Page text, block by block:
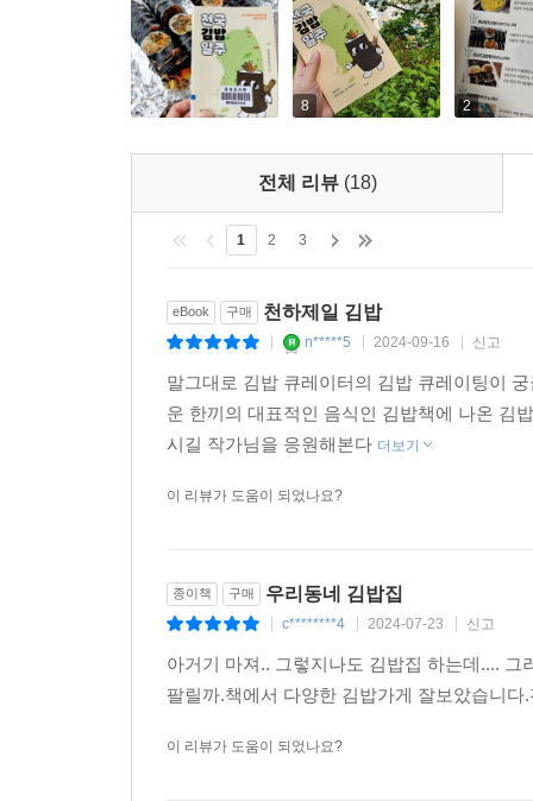
그래도 우린 하나 통한 게 있어, 김밥! 김밥을 좋아
20년간 ‘김밥테이너’로 살아오며 밥알이 김에
눈물나게 반갑고 놀랍기까지 했다. 김밥은 음식이
김밥책을 통해 김밥도 인생도 잘 말아줘~ 잘 눌러
_ 자두, 뮤지션, 대표곡 [김밥], [대화가 필요해]
8 2
전체 리뷰 (18)
1 2 3
eBook 구매 천하제일 김밥
n*****5 2024-09-16 신고
말그대로 김밥 큐레이터의 김밥 큐레이팅이
운 한끼의 대표적인 음식인 김밥책에 나온 김
시길 작가님을 응원해본다 더보기
이 리뷰가 도움이 되었나요?
종이책 구매 우리동네 김밥집
c********4 2024-07-23 신고
아거기 마져.. 그렇지나도 김밥집 하는데....
팔릴까.책에서 다양한 김밥가게 잘보았습니
이 리뷰가 도움이 되었나요?